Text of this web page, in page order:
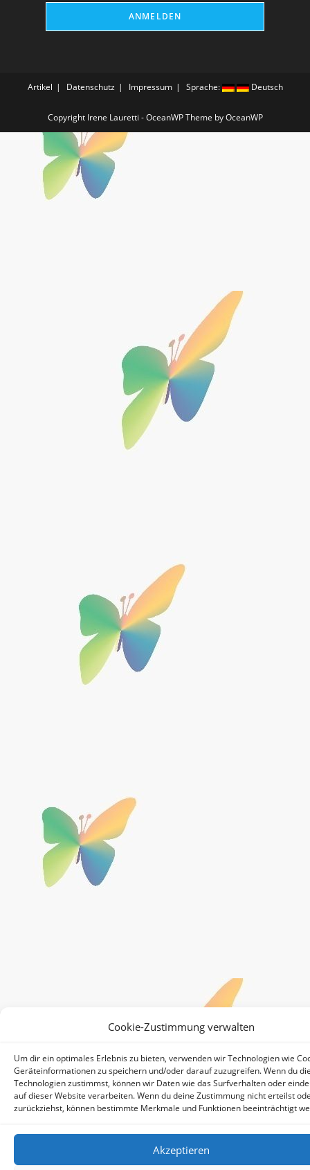
Cookie-Zustimmung verwalten
Um dir ein optimales Erlebnis zu bieten, verwenden wir Technologien wie
Geräteinformationen zu speichern und/oder darauf zuzugreifen. Wenn du
Technologien zustimmst, können wir Daten wie das Surfverhalten oder
auf dieser Website verarbeiten. Wenn du deine Zustimmung nicht erteilst
zurückziehst, können bestimmte Merkmale und Funktionen beeinträchtigt
Akzeptieren
Artikel Datenschutz Impressum Sprache: Deutsch
Copyright Irene Lauretti - OceanWP Theme by OceanWP